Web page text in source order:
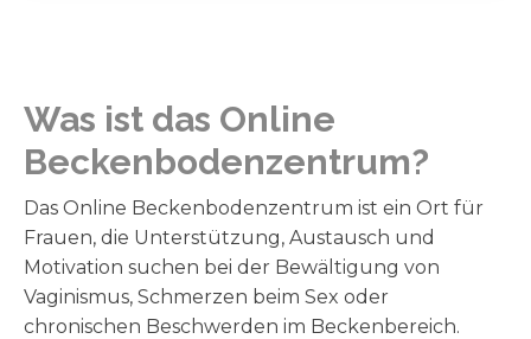
Was ist das Online
Beckenbodenzentrum?
Das Online Beckenbodenzentrum ist ein Ort für
Frauen, die Unterstützung, Austausch und
Motivation suchen bei der Bewältigung von
Vaginismus, Schmerzen beim Sex oder
chronischen Beschwerden im Beckenbereich.